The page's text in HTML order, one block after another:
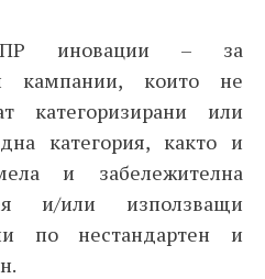
иновации – за
кампании, които не
категоризирани или
категория, както и
и забележителна
и/или използващи
по нестандартен и